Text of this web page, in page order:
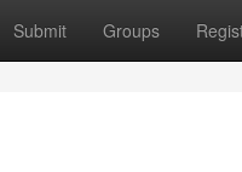
Submit Groups